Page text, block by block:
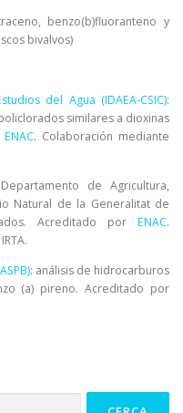
benzo(b)fluoranteno y
bivalvos)
del Agua (IDAEA-CSIC):
similares a dioxinas
ENAC. Colaboración mediante
de Agricultura,
Natural de la Generalitat de
Acreditado por ENAC.
: análisis de hidrocarburos
(a) pireno. Acreditado por